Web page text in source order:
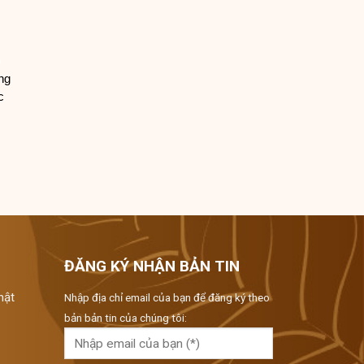
ĐĂNG KÝ NHẬN BẢN TIN
Nhập địa chỉ email của bạn để đăng ký theo
bản bản tin của chúng tôi: